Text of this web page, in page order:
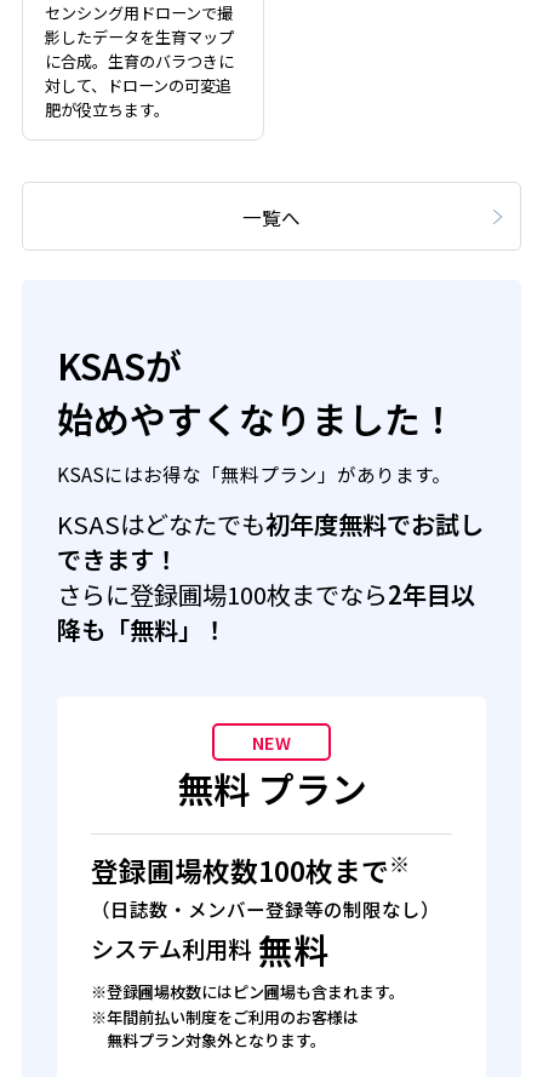
センシング用ドローンで撮
影したデータを生育マップ
に合成。生育のバラつきに
対して、ドローンの可変追
肥が役立ちます。
一覧へ
KSASが
始めやすくなりました！
KSASにはお得な「無料プラン」があります。
KSASはどなたでも初年度無料でお試し
できます！
さらに登録圃場100枚までなら2年目以
降も「無料」！
NEW
無料プラン
登録圃場枚数100枚まで※
（日誌数・メンバー登録等の制限なし）
システム利用料 無料
※登録圃場枚数にはピン圃場も含まれます。
※年間前払い制度をご利用のお客様は
無料プラン対象外となります。